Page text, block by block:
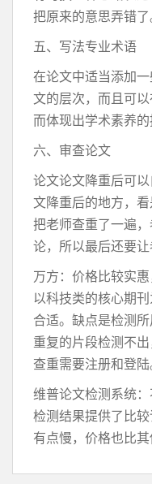
把原来的意思弄错了
五、写法专业术语
在论文中适当添加
文的层次，而且可
而体现出学术素养的
六、审查论文
论文论文降重后可
文降重后的地方，
把老师查重了一遍
论，所以最后还要让
万方：价格比较实
以科技类的核心期
合适。缺点是检测
重复的片段检测不
查重需要注册和登陆
维普论文检测系统：
检测结果提供了比
有点慢，价格也比其